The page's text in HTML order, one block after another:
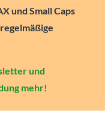
und Small Caps
und
mehr!